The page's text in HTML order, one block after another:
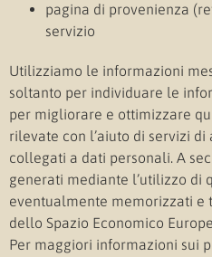
pagina di provenienza
servizio
Utilizziamo le informazioni
soltanto per individuare le
per migliorare e ottimizzare
rilevate con l’aiuto di servizi
collegati a dati personali. A
generati mediante l’utilizzo di
eventualmente memorizzati e
dello Spazio Economico
Per maggiori informazioni sui